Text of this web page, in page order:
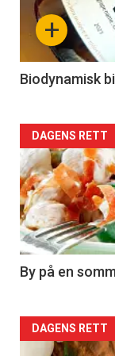
nå
4
+
Biodynamisk
Forsiden
akkurat
nå
-
5
DAGENS RETT
By på en
Forsiden
DAGENS RETT